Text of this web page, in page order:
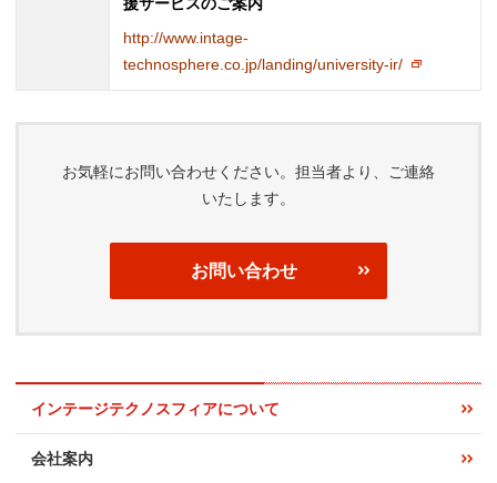
http://www.intage-
technosphere.co.jp/landing/university-ir/
お気軽にお問い合わせください。担当者より、ご連絡
いたします。
お問い合わせ
インテージテクノスフィアについて
会社案内